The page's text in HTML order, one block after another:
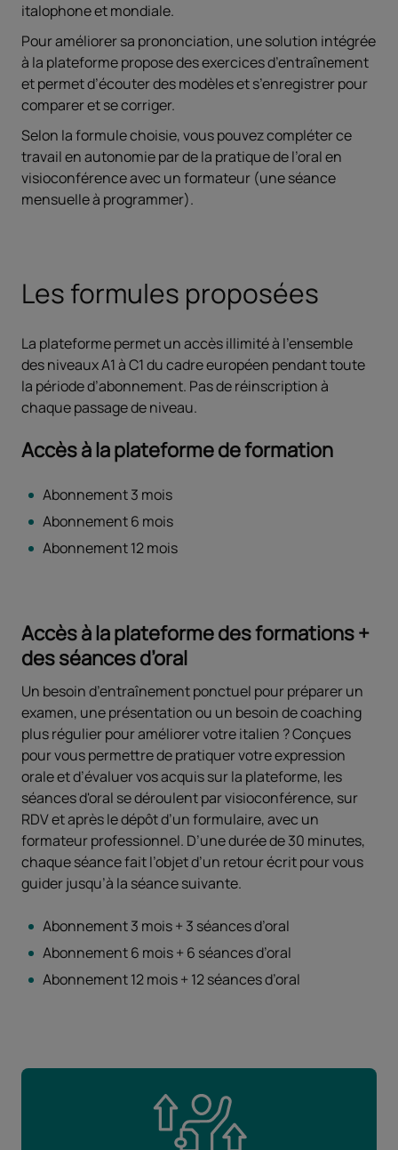
italophone et mondiale.
Pour améliorer sa prononciation, une solution intégrée
à la plateforme propose des exercices d’entraînement
et permet d’écouter des modèles et s’enregistrer pour
comparer et se corriger.
Selon la formule choisie, vous pouvez compléter ce
travail en autonomie par de la pratique de l’oral en
visioconférence avec un formateur (une séance
mensuelle à programmer).
Les formules proposées
La plateforme permet un accès illimité à l’ensemble
des niveaux A1 à C1 du cadre européen pendant toute
la période d’abonnement. Pas de réinscription à
chaque passage de niveau.
Accès à la plateforme de formation
Abonnement 3 mois
Abonnement 6 mois
Abonnement 12 mois
Accès à la plateforme des formations +
des séances d’oral
Un besoin d’entraînement ponctuel pour préparer un
examen, une présentation ou un besoin de coaching
plus régulier pour améliorer votre italien ? Conçues
pour vous permettre de pratiquer votre expression
orale et d’évaluer vos acquis sur la plateforme, les
séances d'oral se déroulent par visioconférence, sur
RDV et après le dépôt d’un formulaire, avec un
formateur professionnel. D’une durée de 30 minutes,
chaque séance fait l’objet d’un retour écrit pour vous
guider jusqu’à la séance suivante.
Abonnement 3 mois + 3 séances d’oral
Abonnement 6 mois + 6 séances d’oral
Abonnement 12 mois + 12 séances d’oral